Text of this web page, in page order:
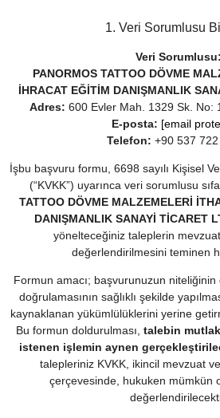
1. Veri Sorumlusu
Veri Sorumlusu:
PANORMOS TATTOO DÖVME
İHRACAT EĞİTİM DANIŞMANLIK
Adres: 600 Evler Mah. 1329 Sk. No:
E-posta: [email
Telefon: +90 537
İşbu başvuru formu, 6698 sayılı Kişisel
(“KVKK”) uyarınca veri sorumlusu
TATTOO DÖVME MALZEMELERİ
DANIŞMANLIK SANAYİ TİCARET
yönelteceğiniz taleplerin
değerlendirilmesini teminen
Formun amacı; başvurunuzun niteliğinin
doğrulamasının sağlıklı şekilde
kaynaklanan yükümlülüklerini yerine
Bu formun doldurulması, talebin
istenen işlemin aynen
talepleriniz KVKK, ikincil mevzuat
çerçevesinde, hukuken mümkün